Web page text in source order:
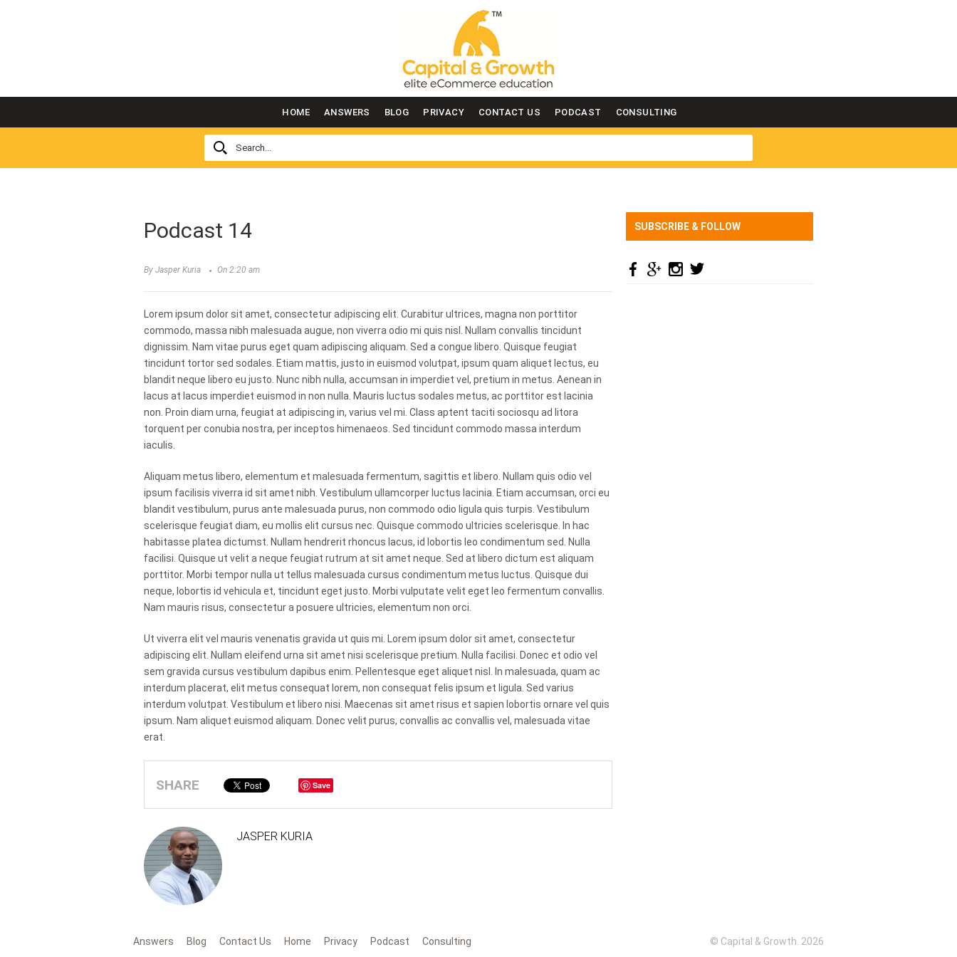
HOME ANSWERS BLOG PRIVACY CONTACT US PODCAST CONSULTING
Podcast 14
By Jasper Kuria On 2:20 am
Lorem ipsum dolor sit amet, consectetur adipiscing elit. Curabitur ultrices, magna non porttitor
commodo, massa nibh malesuada augue, non viverra odio mi quis nisl. Nullam convallis tincidunt
dignissim. Nam vitae purus eget quam adipiscing aliquam. Sed a congue libero. Quisque feugiat
tincidunt tortor sed sodales. Etiam mattis, justo in euismod volutpat, ipsum quam aliquet lectus, eu
blandit neque libero eu justo. Nunc nibh nulla, accumsan in imperdiet vel, pretium in metus. Aenean in
lacus at lacus imperdiet euismod in non nulla. Mauris luctus sodales metus, ac porttitor est lacinia
non. Proin diam urna, feugiat at adipiscing in, varius vel mi. Class aptent taciti sociosqu ad litora
torquent per conubia nostra, per inceptos himenaeos. Sed tincidunt commodo massa interdum
iaculis.
Aliquam metus libero, elementum et malesuada fermentum, sagittis et libero. Nullam quis odio vel
ipsum facilisis viverra id sit amet nibh. Vestibulum ullamcorper luctus lacinia. Etiam accumsan, orci eu
blandit vestibulum, purus ante malesuada purus, non commodo odio ligula quis turpis. Vestibulum
scelerisque feugiat diam, eu mollis elit cursus nec. Quisque commodo ultricies scelerisque. In hac
habitasse platea dictumst. Nullam hendrerit rhoncus lacus, id lobortis leo condimentum sed. Nulla
facilisi. Quisque ut velit a neque feugiat rutrum at sit amet neque. Sed at libero dictum est aliquam
porttitor. Morbi tempor nulla ut tellus malesuada cursus condimentum metus luctus. Quisque dui
neque, lobortis id vehicula et, tincidunt eget justo. Morbi vulputate velit eget leo fermentum convallis.
Nam mauris risus, consectetur a posuere ultricies, elementum non orci.
Ut viverra elit vel mauris venenatis gravida ut quis mi. Lorem ipsum dolor sit amet, consectetur
adipiscing elit. Nullam eleifend urna sit amet nisi scelerisque pretium. Nulla facilisi. Donec et odio vel
sem gravida cursus vestibulum dapibus enim. Pellentesque eget aliquet nisl. In malesuada, quam ac
interdum placerat, elit metus consequat lorem, non consequat felis ipsum et ligula. Sed varius
interdum volutpat. Vestibulum et libero nisi. Maecenas sit amet risus et sapien lobortis ornare vel quis
ipsum. Nam aliquet euismod aliquam. Donec velit purus, convallis ac convallis vel, malesuada vitae
erat.
SHARE Save
JASPER KURIA
SUBSCRIBE & FOLLOW
Answers Blog Contact Us Home Privacy Podcast Consulting © Capital & Growth. 2026